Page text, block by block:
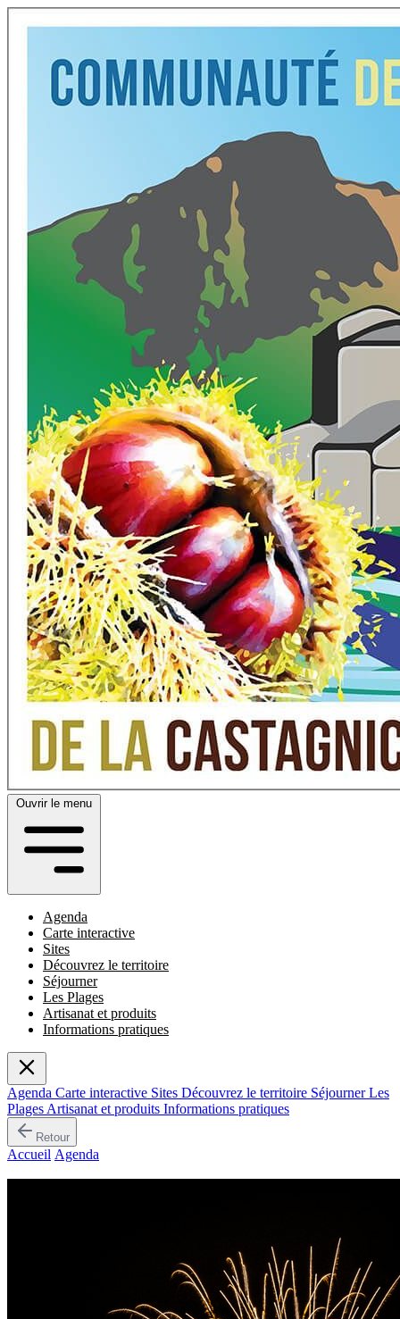
Ouvrir le menu
Agenda
Carte interactive
Sites
Découvrez le territoire
Séjourner
Les Plages
Artisanat et produits
Informations pratiques
Agenda Carte interactive Sites Découvrez le territoire SéjournerLes
Plages Artisanat et produits Informations pratiques
Retour
Accueil Agenda